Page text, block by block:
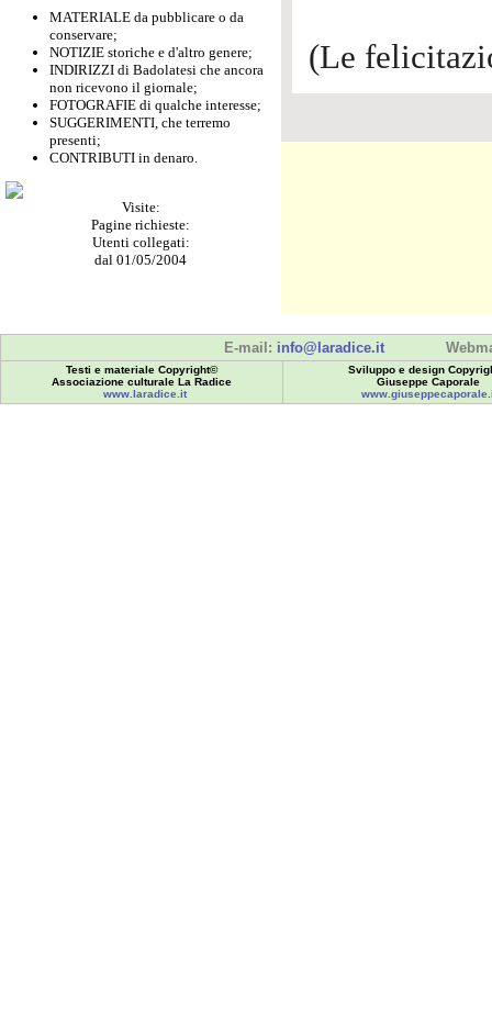
MATERIALE da pubblicare o da
conservare;
NOTIZIE storiche e d'altro genere;
INDIRIZZI di Badolatesi che ancora
non ricevono il giornale;
FOTOGRAFIE di qualche interesse;
SUGGERIMENTI, che terremo
presenti;
CONTRIBUTI in denaro.
Visite:
Pagine richieste:
Utenti collegati:
dal 01/05/2004
(Le
E-mail: info@laradice.it
Testi e materiale Copyright©
Associazione culturale La Radice
www.laradice.it
Sviluppo e design
Giuseppe Caporale